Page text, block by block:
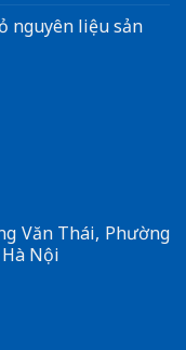
nguyên liệu sản
Văn Thái, Phường
Nội